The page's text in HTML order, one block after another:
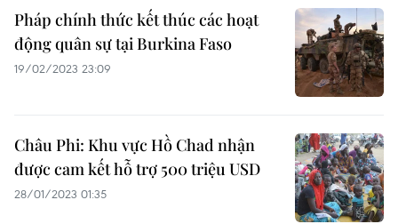
Pháp chính thức kết thúc các hoạt
động quân sự tại Burkina Faso
19/02/2023 23:09
Châu Phi: Khu vực Hồ Chad nhận
được cam kết hỗ trợ 500 triệu USD
28/01/2023 01:35